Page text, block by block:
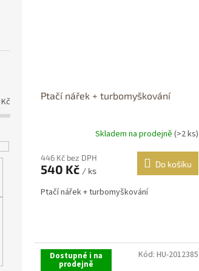
Kč
Ptačí nářek + turbomyškování
Skladem na prodejně (>2 ks)
446 Kč bez DPH
540 Kč / ks
Do košíku
Ptačí nářek + turbomyškování
Dostupné i na
prodejně
Kód: HU-2012385